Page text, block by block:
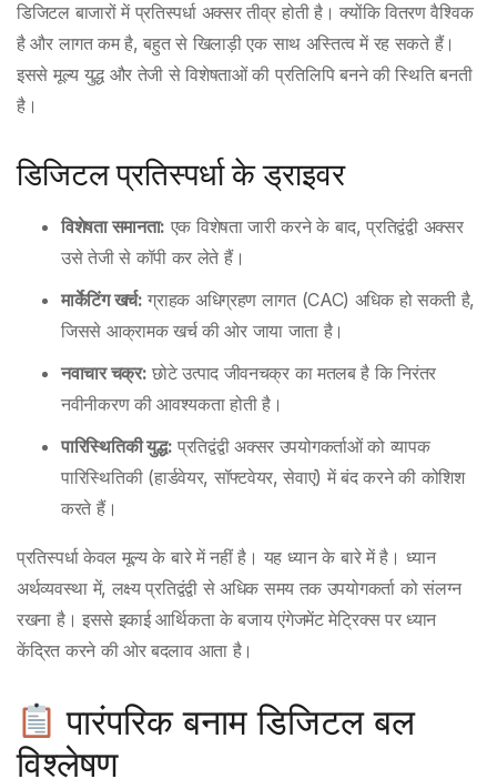
डिजिटल बाजारों में प्रतिस्पर्धा अक्सर तीव्र होती है। क्योंकि वितरण वैश्विक
है और लागत कम है, बहुत से खिलाड़ी एक साथ अस्तित्व में रह सकते हैं।
इससे मूल्य युद्ध और तेजी से विशेषताओं की प्रतिलिपि बनने की स्थिति बनती
है।
डिजिटल प्रतिस्पर्धा के ड्राइवर
विशेषता समानता: एक विशेषता जारी करने के बाद, प्रतिद्वंद्वी अक्सर
उसे तेजी से कॉपी कर लेते हैं।
मार्केटिंग खर्च: ग्राहक अधिग्रहण लागत (CAC) अधिक हो सकती है,
जिससे आक्रामक खर्च की ओर जाया जाता है।
नवाचार चक्र: छोटे उत्पाद जीवनचक्र का मतलब है कि निरंतर
नवीनीकरण की आवश्यकता होती है।
पारिस्थितिकी युद्ध: प्रतिद्वंद्वी अक्सर उपयोगकर्ताओं को व्यापक
पारिस्थितिकी (हार्डवेयर, सॉफ्टवेयर, सेवाएं) में बंद करने की कोशिश
करते हैं।
प्रतिस्पर्धा केवल मूल्य के बारे में नहीं है। यह ध्यान के बारे में है। ध्यान
अर्थव्यवस्था में, लक्ष्य प्रतिद्वंद्वी से अधिक समय तक उपयोगकर्ता को संलग्न
रखना है। इससे इकाई आर्थिकता के बजाय एंगेजमेंट मेट्रिक्स पर ध्यान
केंद्रित करने की ओर बदलाव आता है।
पारंपरिक बनाम डिजिटल बल
विश्लेषण